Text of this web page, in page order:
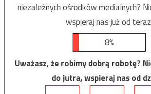
niezależnych ośrodków medialnych?
wspieraj nas już od
8%
Uważasz, że robimy dobrą robotę?
do jutra, wspieraj nas od